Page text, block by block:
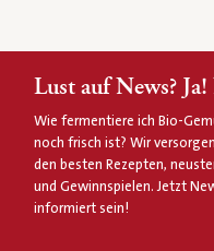
Lust auf News?
Wie fermentiere ich Bio-
noch frisch ist? Wir
den besten Rezepten,
und Gewinnspielen. Jetzt
informiert sein!